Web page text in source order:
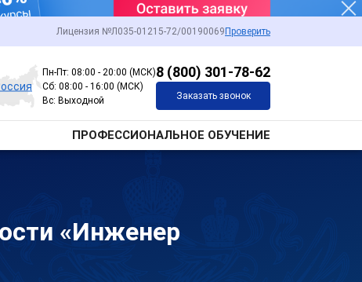
Лицензия №Л035-01215-72/00190069 Проверить
Пн-Пт: 08:00 - 20:00 (МСК)
Сб: 08:00 - 16:00 (МСК)
Вс: Выходной
8 (800) 301-78-62
Заказать звонок
ПРОФЕССИОНАЛЬНОЕ ОБУЧЕНИЕ
«Инженер